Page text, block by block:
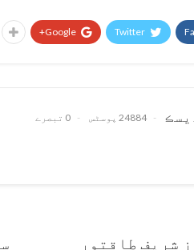
Twitter
Google+
24884 پوسٹس 0 تبصرے
شريف طاقتور